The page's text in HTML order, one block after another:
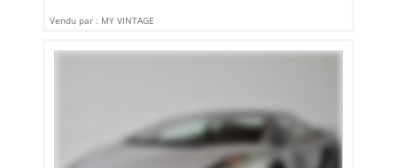
Vendu par : MY VINTAGE